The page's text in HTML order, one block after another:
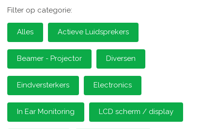
Filter op categorie:
Alles Actieve Luidsprekers
Beamer - Projector Diversen
Eindversterkers Electronics
In Ear Monitoring LCD scherm / display